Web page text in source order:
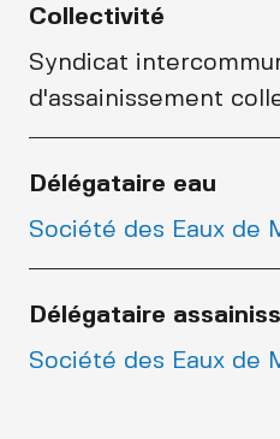
Collectivité
Syndicat
d'assainissement
Délégataire eau
Société des Eaux de
Délégataire
Société des Eaux de